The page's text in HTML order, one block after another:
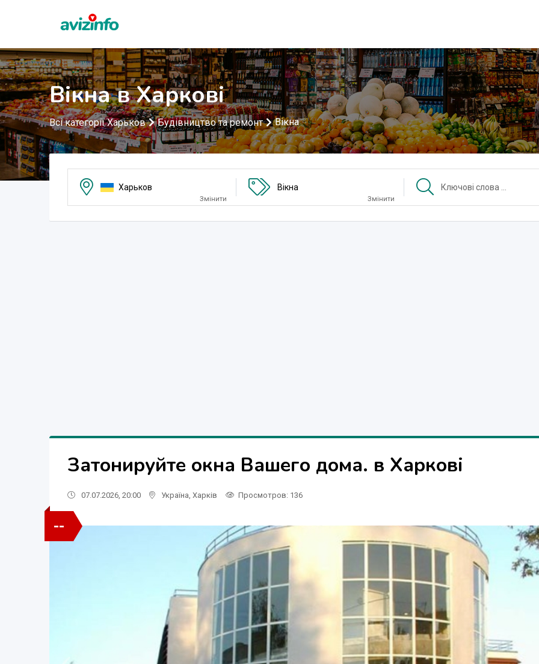
Вікна в Харкові
Всі категорії Харьков Будівництво та ремонт Вікна
Харьков
Змінити
Вікна
Змінити
Затонируйте окна Вашего дома. в Харкові
07.07.2026, 20:00 Україна Харків Просмотров: 136
--